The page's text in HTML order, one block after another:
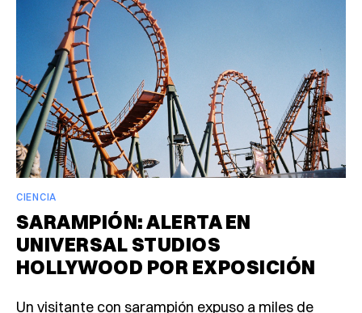
CIENCIA
SARAMPIÓN: ALERTA EN
UNIVERSAL STUDIOS
HOLLYWOOD POR EXPOSICIÓN
Un visitante con sarampión expuso a miles de